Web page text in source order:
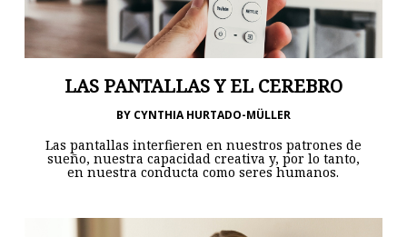
LAS PANTALLAS Y EL CEREBRO
BY CYNTHIA HURTADO-MÜLLER
Las pantallas interfieren en nuestros patrones de
sueño, nuestra capacidad creativa y, por lo tanto,
en nuestra conducta como seres humanos.